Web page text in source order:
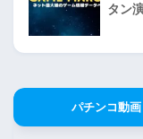
タン
パチンコ動画